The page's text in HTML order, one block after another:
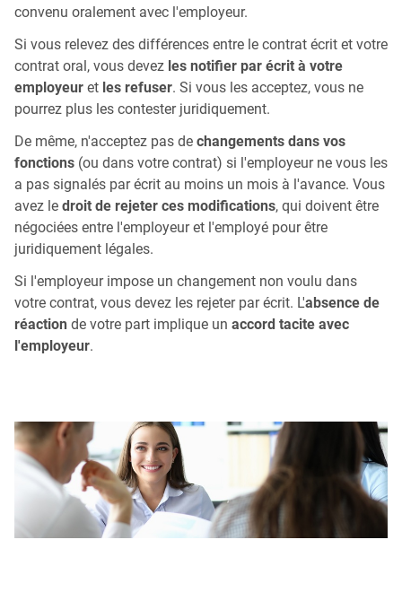
convenu oralement avec l'employeur.
Si vous relevez des différences entre le contrat écrit et votre
contrat oral, vous devez les notifier par écrit à votre
employeur et les refuser. Si vous les acceptez, vous ne
pourrez plus les contester juridiquement.
De même, n'acceptez pas de changements dans vos
fonctions (ou dans votre contrat) si l'employeur ne vous les
a pas signalés par écrit au moins un mois à l'avance. Vous
avez le droit de rejeter ces modifications, qui doivent être
négociées entre l'employeur et l'employé pour être
juridiquement légales.
Si l'employeur impose un changement non voulu dans
votre contrat, vous devez les rejeter par écrit. L'absence de
réaction de votre part implique un accord tacite avec
l'employeur.